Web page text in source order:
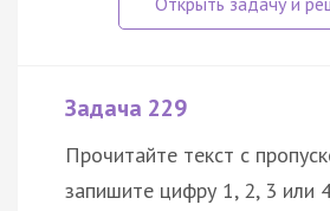
Задача 229
Прочитайте текст с
запишите цифру 1, 2, 3 или